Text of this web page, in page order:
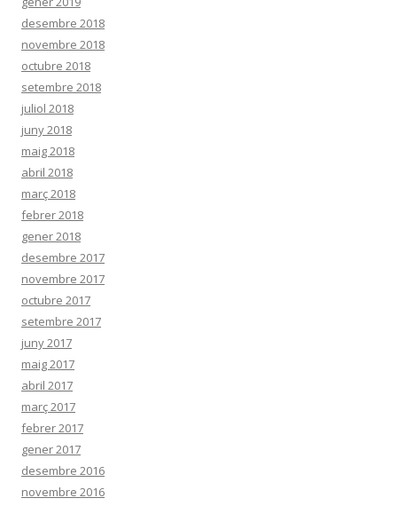
desembre 2018
novembre 2018
octubre 2018
setembre 2018
juliol 2018
juny 2018
maig 2018
abril 2018
març 2018
febrer 2018
gener 2018
desembre 2017
novembre 2017
octubre 2017
setembre 2017
juny 2017
maig 2017
abril 2017
març 2017
febrer 2017
gener 2017
desembre 2016
novembre 2016